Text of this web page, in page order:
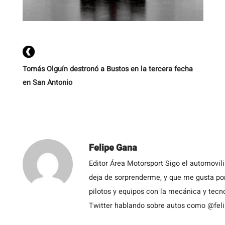
Tomás Olguín destronó a Bustos en la tercera fecha
en San Antonio
Felipe Gana
Editor Área Motorsport Sigo el
deja de sorprenderme, y que me gusta
pilotos y equipos con la mecánica y
Twitter hablando sobre autos como